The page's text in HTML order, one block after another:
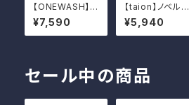
【ONEWASH】フ
ェードプリントT
シャツ（フラガー
ル）
¥7,590
【taion】ノベルス
ターTシャツ
¥5,940
セール中の商品